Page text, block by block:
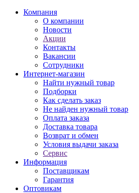
Компания
О компании
Новости
Акции
Контакты
Вакансии
Сотрудники
Интернет-магазин
Найти нужный товар
Подборки
Как сделать заказ
Не найден нужный товар
Оплата заказа
Доставка товара
Возврат и обмен
Условия выдачи заказа
Сервис
Информация
Поставщикам
Гарантия
Оптовикам